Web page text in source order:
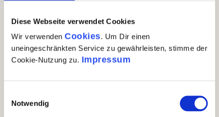
Diese Webseite verwendet Cookies
Wir verwenden Cookies. Um Dir einen
uneingeschränkten Service zu gewährleisten, stimme der
Cookie-Nutzung zu. Impressum
Notwendig
Auf Lager| Nr.WG016